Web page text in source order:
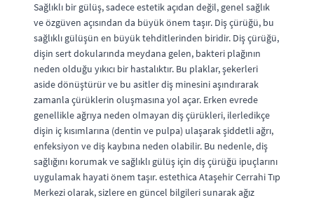
Sağlıklı bir gülüş, sadece estetik açıdan değil, genel sağlık
ve özgüven açısından da büyük önem taşır. Diş çürüğü, bu
sağlıklı gülüşün en büyük tehditlerinden biridir. Diş çürüğü,
dişin sert dokularında meydana gelen, bakteri plağının
neden olduğu yıkıcı bir hastalıktır. Bu plaklar, şekerleri
aside dönüştürür ve bu asitler diş minesini aşındırarak
zamanla çürüklerin oluşmasına yol açar. Erken evrede
genellikle ağrıya neden olmayan diş çürükleri, ilerledikçe
dişin iç kısımlarına (dentin ve pulpa) ulaşarak şiddetli ağrı,
enfeksiyon ve diş kaybına neden olabilir. Bu nedenle, diş
sağlığını korumak ve sağlıklı gülüş için diş çürüğü ipuçlarını
uygulamak hayati önem taşır. estethica Ataşehir Cerrahi Tıp
Merkezi olarak, sizlere en güncel bilgileri sunarak ağız